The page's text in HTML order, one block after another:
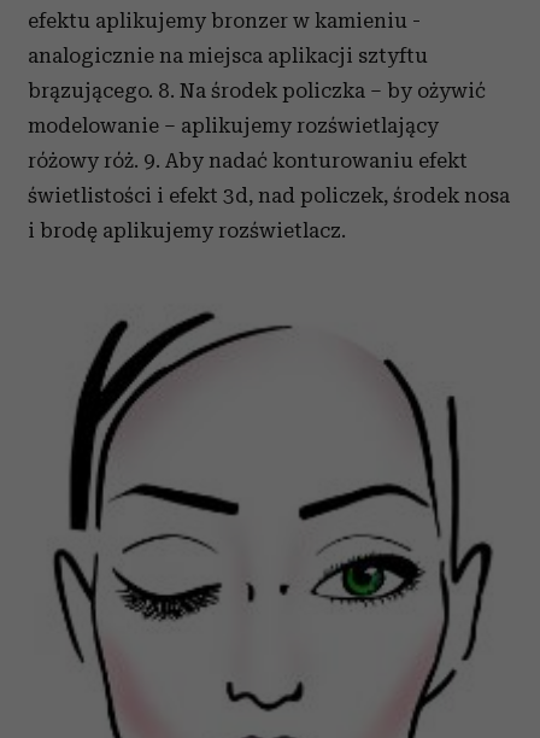
efektu aplikujemy bronzer w kamieniu -
analogicznie na miejsca aplikacji sztyftu
brązującego. 8. Na środek policzka – by ożywić
modelowanie – aplikujemy rozświetlający
różowy róż. 9. Aby nadać konturowaniu efekt
świetlistości i efekt 3d, nad policzek, środek nosa
i brodę aplikujemy rozświetlacz.